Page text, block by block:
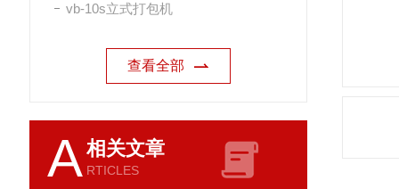
vb-10s立式打包机
查看全部
A相关文章
RTICLES